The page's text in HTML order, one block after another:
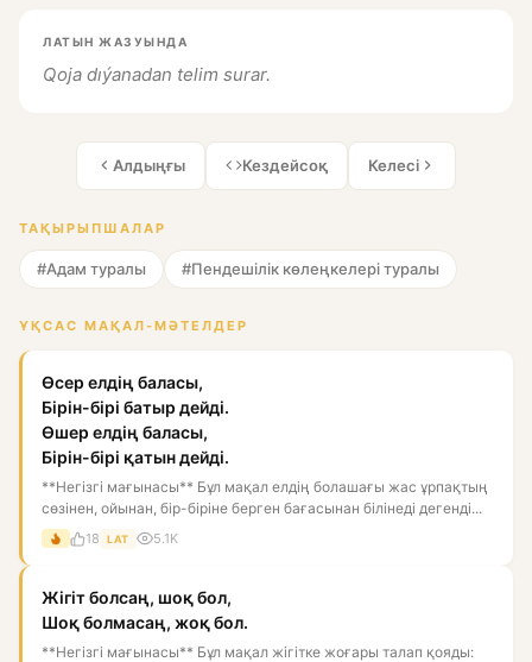
ЛАТЫН ЖАЗУЫНДА
Qoja dıýanadan telim surar.
Алдыңғы Кездейсоқ Келесі
ТАҚЫРЫПШАЛАР
#Адам туралы #Пендешілік көлеңкелері туралы
ҰҚСАС МАҚАЛ-МӘТЕЛДЕР
Өсер елдің баласы,
Бірін-бірі батыр дейді.
Өшер елдің баласы,
Бірін-бірі қатын дейді.
**Негізгі мағынасы** Бұл мақал елдің болашағы жас ұрпақтың
сөзінен, ойынан, бір-біріне берген бағасынан білінеді дегенді...
18 LAT 5.1K
Жігіт болсаң, шоқ бол,
Шоқ болмасаң, жоқ бол.
**Негізгі мағынасы** Бұл мақал жігітке жоғары талап қояды: